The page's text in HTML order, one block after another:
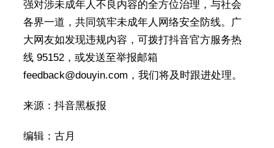
强对涉未成年人不良内容的全方位治理，与社会
各界一道，共同筑牢未成年人网络安全防线。广
大网友如发现违规内容，可拨打抖音官方服务热
线 95152，或发送至举报邮箱
feedback@douyin.com，我们将及时跟进处理。
来源：抖音黑板报
编辑：古月